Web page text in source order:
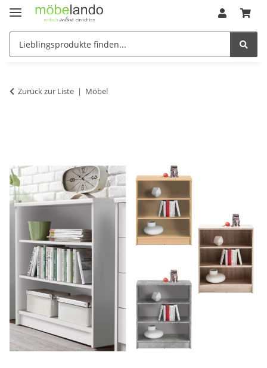
Zurück zur Liste Möbel